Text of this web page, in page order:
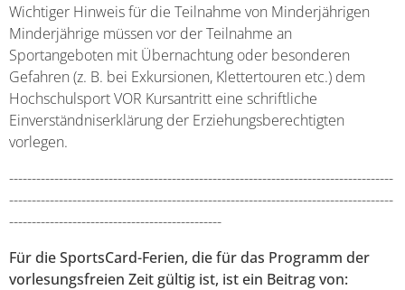
Wichtiger Hinweis für die Teilnahme von Minderjährigen
Minderjährige müssen vor der Teilnahme an
Sportangeboten mit Übernachtung oder besonderen
Gefahren (z. B. bei Exkursionen, Klettertouren etc.) dem
Hochschulsport VOR Kursantritt eine schriftliche
Einverständniserklärung der Erziehungsberechtigten
vorlegen.
-------------------------------------------------------------------------------------
-------------------------------------------------------------------------------------
-----------------------------------------------
Für die SportsCard-Ferien, die für das Programm der
vorlesungsfreien Zeit gültig ist, ist ein Beitrag von: